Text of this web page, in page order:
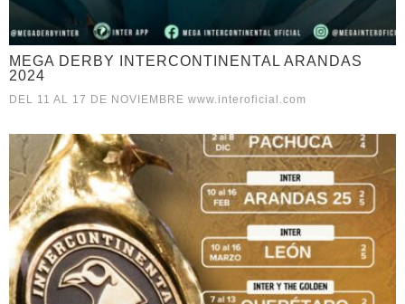
MEGA DERBY INTERCONTINENTAL ARANDAS
2024
DEL 11 AL 17 DE NOVIEMBRE www.interoficial.com